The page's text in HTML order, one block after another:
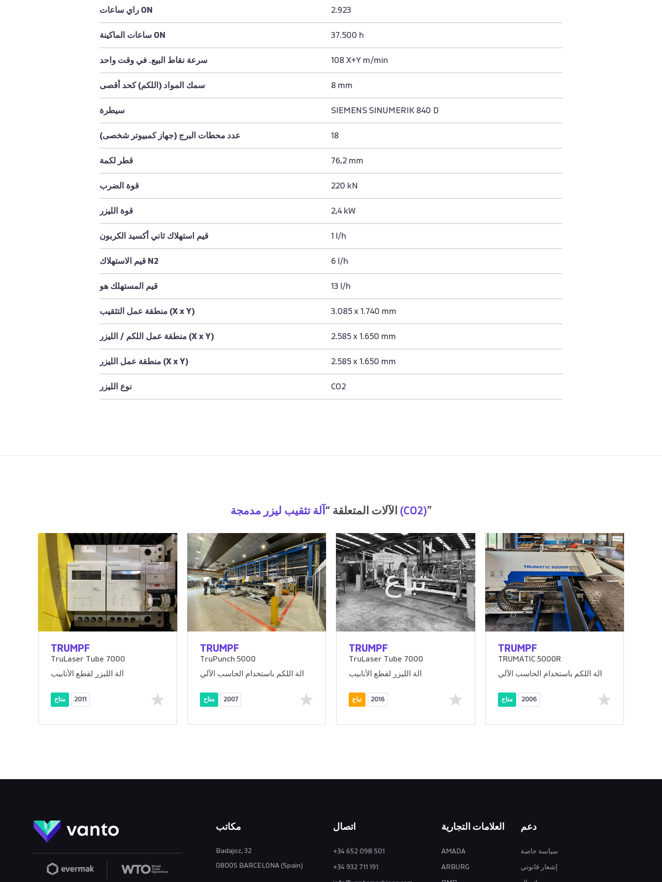
راي ساعات ON 2.923
ساعات الماكينة ON 37.500 h
سرعة نقاط البيع. في وقت واحد 108 X+Y m/min
سمك المواد (اللكم) كحد أقصى 8 mm
سيطرة SIEMENS SINUMERIK 840 D
عدد محطات البرج (جهاز كمبيوتر شخصى) 18
قطر لكمة 76,2 mm
قوة الضرب 220 kN
قوة الليزر 2,4 kW
قيم استهلاك ثاني أكسيد الكربون 1 l/h
قيم الاستهلاك N2 6 l/h
قيم المستهلك هو 13 l/h
منطقة عمل التثقيب (X x Y) 3.085 x 1.740 mm
منطقة عمل اللكم / الليزر (X x Y) 2.585 x 1.650 mm
منطقة عمل الليزر (X x Y) 2.585 x 1.650 mm
نوع الليزر CO2
الآلات المتعلقة “ آلة تثقيب ليزر مدمجة (CO2)”
TRUMPF
TruLaser Tube 7000
آلة الليزر لقطع الأنابيب
متاح 2011
TRUMPF
TruPunch 5000
آلة اللكم باستخدام الحاسب الآلي
متاح 2007
تباع
TRUMPF
TruLaser Tube 7000
آلة الليزر لقطع الأنابيب
تباع 2016
TRUMPF
TRUMATIC 5000R
آلة اللكم باستخدام الحاسب الآلي
متاح 2006
مكاتب
Badajoz, 32
08005 BARCELONA (Spain)
اتصال
+34 652 098 501
+34 932 711 191
العلامات التجارية
AMADA
ARBURG
دعم
سياسة خاصة
إشعار قانوني